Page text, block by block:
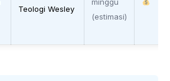
Teologi Wesley
(estimasi)